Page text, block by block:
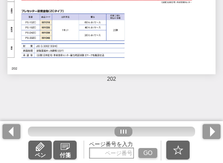
202
ペン 付箋
ページ番号を入力
GO